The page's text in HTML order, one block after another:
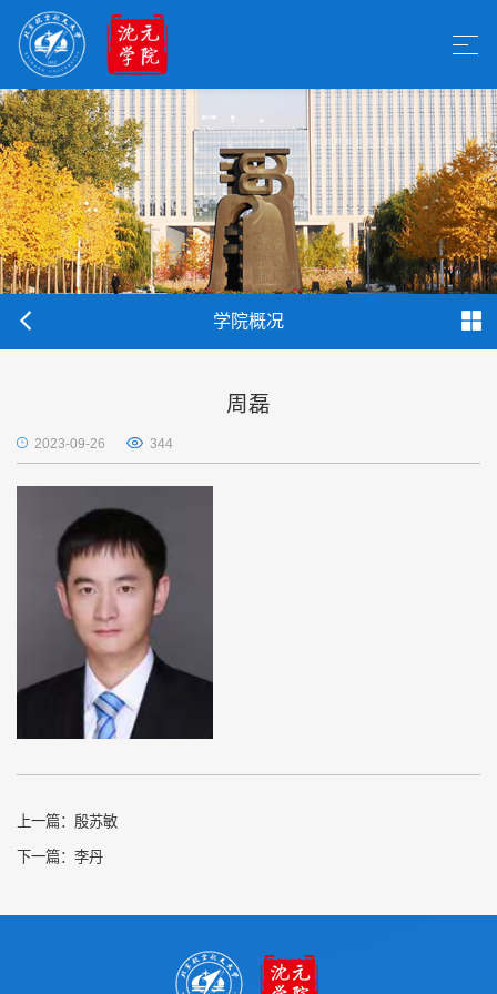
学院概况
周磊
2023-09-26 344
上一篇： 殷苏敏
下一篇： 李丹